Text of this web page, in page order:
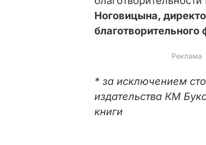
Ноговицына,
благотворительного
* за исключением
издательства КМ
книги